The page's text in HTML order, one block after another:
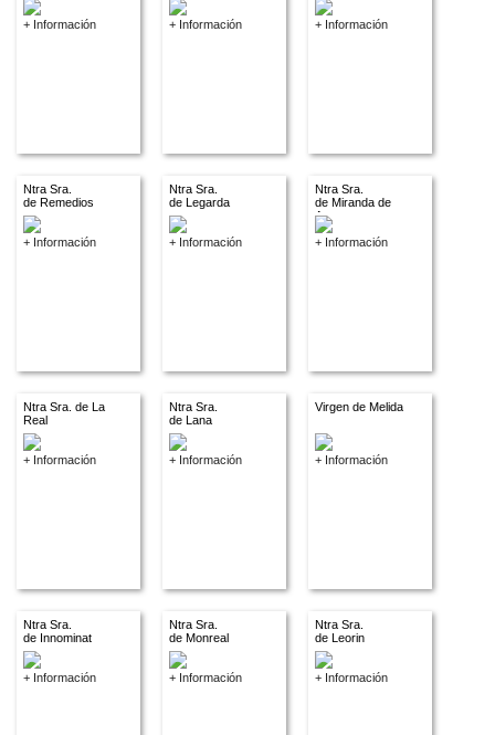
+ Información + Información + Información
Ntra Sra.
de Remedios
+ Información
Ntra Sra.
de Legarda
+ Información
Ntra Sra.
de Miranda de
Arga
+ Información
Ntra Sra. de La
Real
+ Información
Ntra Sra.
de Lana
+ Información
Virgen de Melida
+ Información
Ntra Sra.
de Innominat
+ Información
Ntra Sra.
de Monreal
+ Información
Ntra Sra.
de Leorin
+ Información